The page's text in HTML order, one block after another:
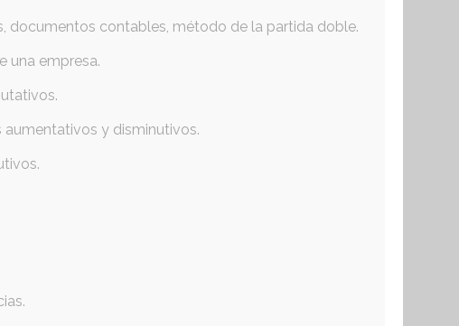
documentos contables, método de la partida doble.
una empresa.
y disminutivos.